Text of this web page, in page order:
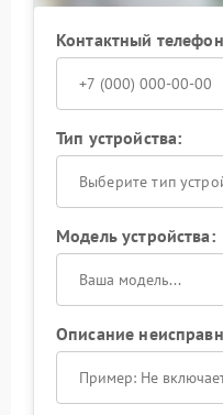
Контактный
Тип устройства:
Выберите тип
Модель устройства:
Описание